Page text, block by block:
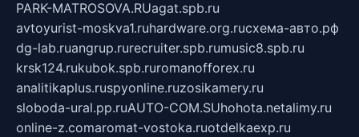
PARK-MATROSOVA.RUagat.spb.ru
avtoyurist-moskva1.ruhardware.org.ruсхема-авто.рф
dg-lab.ruangrup.rurecruiter.spb.rumusic8.spb.ru
krsk124.rukubok.spb.ruromanofforex.ru
analitikaplus.ruspyonline.ruzosikamery.ru
sloboda-ural.pp.ruAUTO-COM.SUhohota.netalimy.ru
online-z.comaromat-vostoka.ruotdelkaexp.ru